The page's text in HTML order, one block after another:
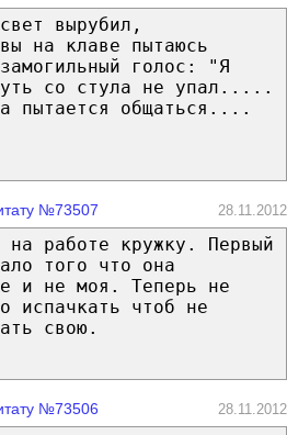
вырубил,
на клаве пытаюсь
голос: "Я
со стула не упал.....
пытается общаться....
№73507 28.11.2012
на работе кружку. Первый
того что она
и не моя. Теперь не
испачкать чтоб не
свою.
№73506 28.11.2012